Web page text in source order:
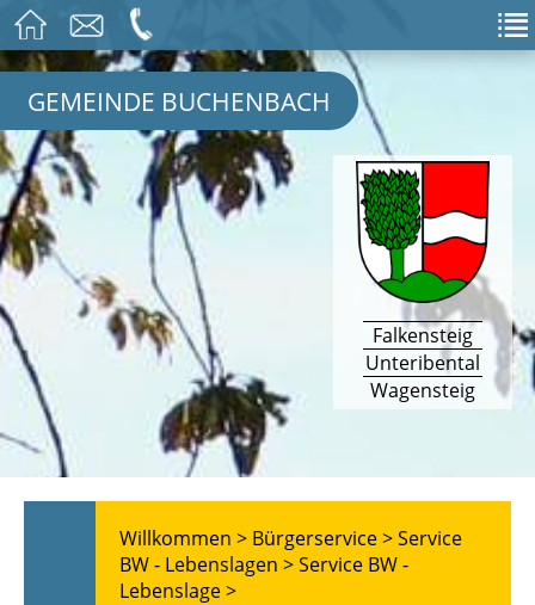
GEMEINDE BUCHENBACH
Falkensteig
Unteribental
Wagensteig
Willkommen > Bürgerservice >Service
BW - Lebenslagen >Service BW -
Lebenslage >